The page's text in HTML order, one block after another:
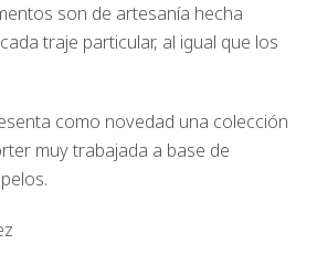
son de artesanía hecha
traje particular, al igual que los
como novedad una colección
muy trabajada a base de